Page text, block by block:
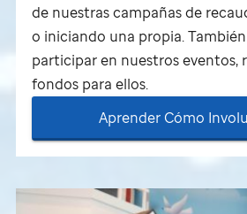
de nuestras campañas de
o iniciando una propia.
participar en nuestros eventos,
fondos para ellos.
Aprender Cómo